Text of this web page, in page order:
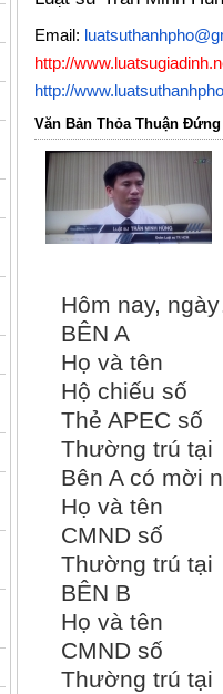
Email:
http://
http://
Văn Bản Thỏa Thuận
Hôm nay,
BÊN A
Họ và tên
Hộ chiếu số
Thẻ APEC số
Thường trú tại
Bên A có mời
Họ và tên
CMND số
Thường trú tại
BÊN B
Họ và tên
CMND số
Thường trú tại